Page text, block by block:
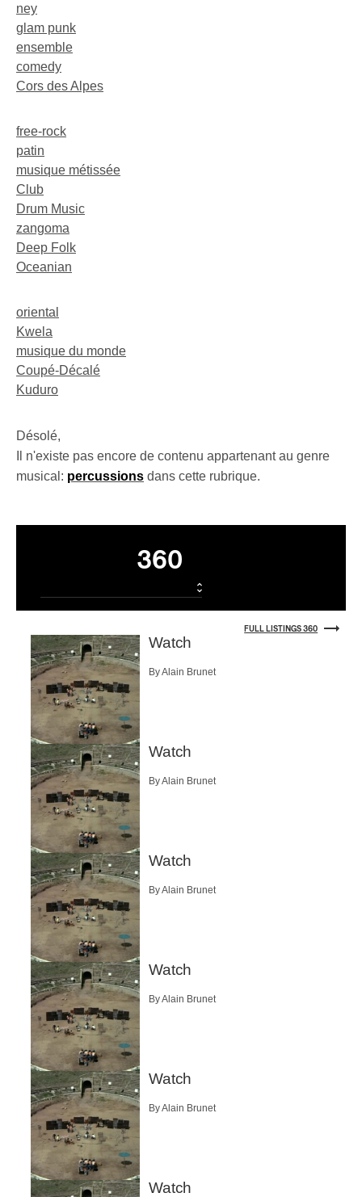
ney
glam punk
ensemble
comedy
Cors des Alpes
free-rock
patin
musique métissée
Club
Drum Music
zangoma
Deep Folk
Oceanian
oriental
Kwela
musique du monde
Coupé-Décalé
Kuduro
Désolé,
Il n'existe pas encore de contenu appartenant au genre
musical: percussions dans cette rubrique.
360
FULL LISTINGS 360
Watch
By Alain Brunet
Watch
By Alain Brunet
Watch
By Alain Brunet
Watch
By Alain Brunet
Watch
By Alain Brunet
Watch